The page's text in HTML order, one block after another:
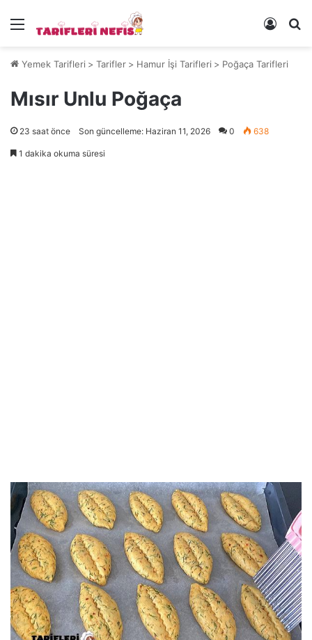
Menü Kayıt
Yemek Tarifleri > Tarifler > Hamur İşi Tarifleri > Poğaça Tarifleri
Mısır Unlu Poğaça
23 saat önce Son güncelleme: Haziran 11, 2026 0 638
1 dakika okuma süresi